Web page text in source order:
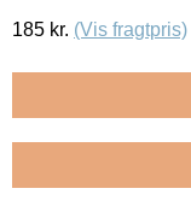
185 kr. (Vis fragtpris)